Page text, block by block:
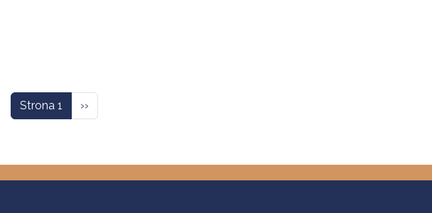
Strona 1 Następna strona
››